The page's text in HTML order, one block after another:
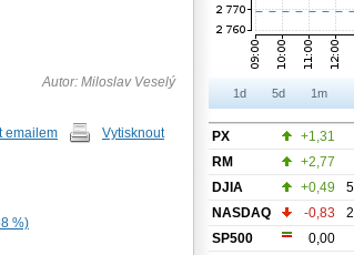
Autor: Miloslav Veselý
emailem Vytisknout
%)
1d 5d 1m
PX +1,31
RM
+2,77
DJIA
+0,49
NASDAQ
-0,83
SP500
0,00